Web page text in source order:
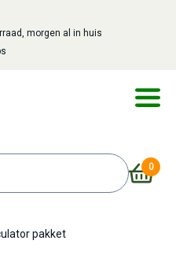
morgen al in huis
0
pakket